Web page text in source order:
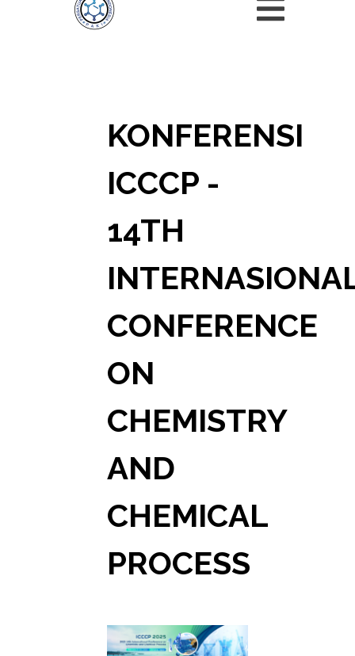
KONFERENSI
ICCCP -
14TH
CONFERENCE
ON
CHEMISTRY
AND
CHEMICAL
PROCESS